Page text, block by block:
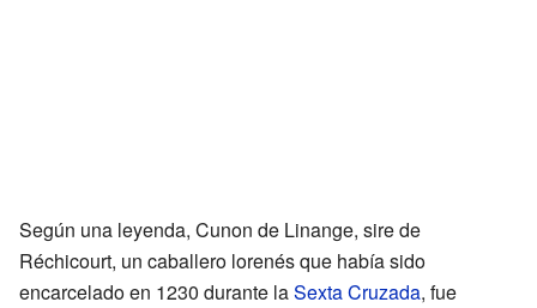
Según una leyenda, Cunon de Linange, sire de
Réchicourt, un caballero lorenés que había sido
encarcelado en 1230 durante laSexta Cruzada, fue